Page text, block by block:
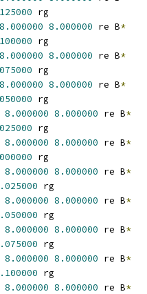
rg
8.000000 8.000000 re B*
rg
8.000000 8.000000 re B*
rg
8.000000 8.000000 re B*
rg
8.000000 8.000000 re B*
rg
8.000000 8.000000 re B*
rg
8.000000 8.000000 re B*
rg
8.000000 8.000000 re B*
rg
8.000000 8.000000 re B*
rg
8.000000 8.000000 re B*
rg
8.000000 8.000000 re B*